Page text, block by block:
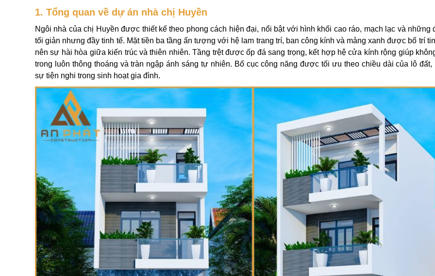
1. Tổng quan về dự án nhà chị Huyền
Ngôi nhà của chị Huyền được thiết kế theo phong cách hiện đại, nổi bật với hình khối cao ráo, mạch lạc và những
tối giản nhưng đầy tinh tế. Mặt tiền ba tầng ấn tượng với hệ lam trang trí, ban công kính và mảng xanh được bố trí
nên sự hài hòa giữa kiến trúc và thiên nhiên. Tầng trệt được ốp đá sang trọng, kết hợp hệ cửa kính rộng giúp
trong luôn thông thoáng và tràn ngập ánh sáng tự nhiên. Bố cục công năng được tối ưu theo chiều dài của lô đất,
sự tiện nghi trong sinh hoạt gia đình.